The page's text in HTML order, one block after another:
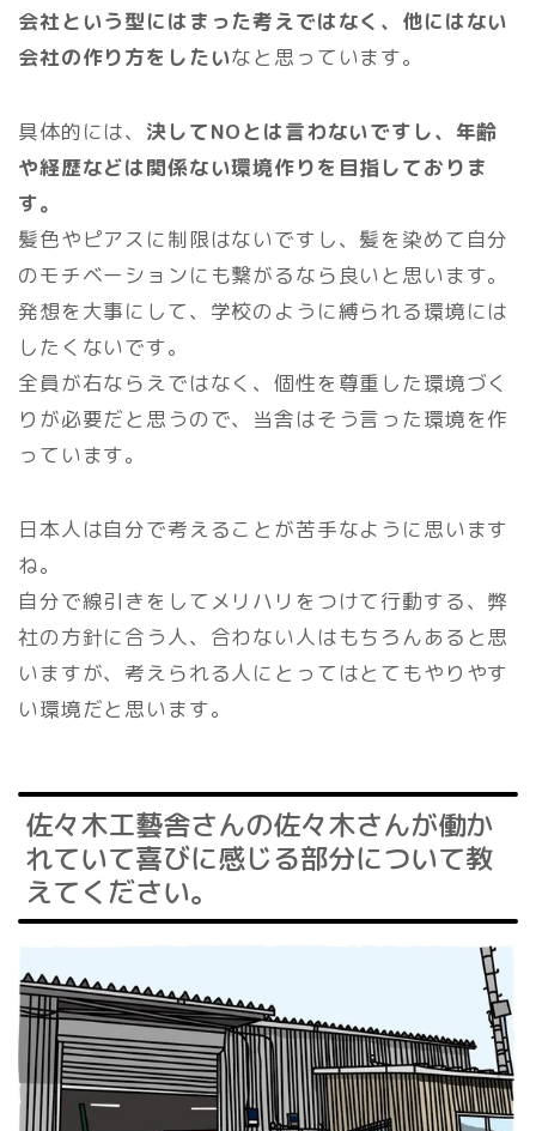
会社という型にはまった考えではなく、他にはない
会社の作り方をしたいなと思っています。
具体的には、 決してNOとは言わないですし、年齢
や経歴などは関係ない環境作りを目指しておりま
す。
髪色やピアスに制限はないですし、髪を染めて自分
のモチベーションにも繋がるなら良いと思います。
発想を大事にして、学校のように縛られる環境には
したくないです。
全員が右ならえではなく、個性を尊重した環境づく
りが必要だと思うので、当舎はそう言った環境を作
っています。
日本人は自分で考えることが苦手なように思います
ね。
自分で線引きをしてメリハリをつけて行動する、弊
社の方針に合う人、合わない人はもちろんあると思
いますが、考えられる人にとってはとてもやりやす
い環境だと思います。
佐々木工藝舎さんの佐々木さんが働か
れていて喜びに感じる部分について教
えてください。